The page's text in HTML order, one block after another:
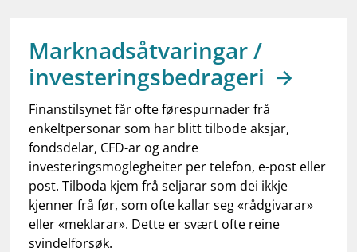
dashboardInformasjon for investorer
notifications_noneAbonner på nyhetsvarsel
Marknadsåtvaringar /
investeringsbedrageri
Finanstilsynet får ofte førespurnader frå
enkeltpersonar som har blitt tilbode aksjar,
fondsdelar, CFD-ar og andre
investeringsmoglegheiter per telefon, e-post eller
post. Tilboda kjem frå seljarar som dei ikkje
kjenner frå før, som ofte kallar seg «rådgivarar»
eller «meklarar». Dette er svært ofte reine
svindelforsøk.